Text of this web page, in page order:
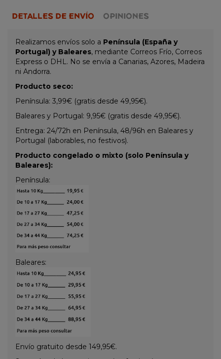
DETALLES DE ENVÍO OPINIONES
Realizamos envíos solo a Península (España y
Portugal) y Baleares, mediante Correos Frío, Correos
Express o DHL. No se envía a Canarias, Azores, Madeira
ni Andorra.
Producto seco:
Península: 3,99€ (gratis desde 49,95€).
Baleares y Portugal: 9,95€ (gratis desde 49,95€).
Entrega: 24/72h en Península, 48/96h en Baleares y
Portugal (laborables, no festivos).
Producto congelado o mixto (solo Península y
Baleares):
Península:
Baleares:
Envío gratuito desde 149,95€.